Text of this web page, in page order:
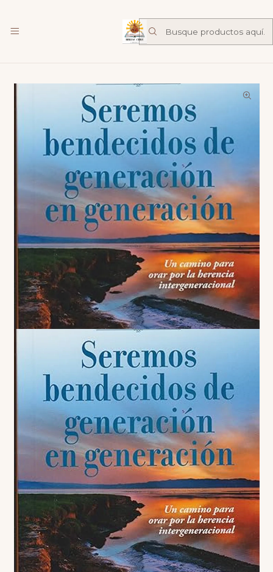
Catalogo
Espiritualidad
Seremos Bendecidos De Generación En Generación